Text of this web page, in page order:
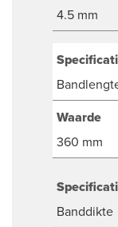
4.5 mm
Waarde
360 mm
Banddikte